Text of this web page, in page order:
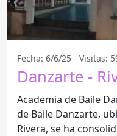
Fecha: 6/6/25 - Visitas:
Danzarte -
Academia de Baile Danzarte
de Baile Danzarte,
Rivera, se ha